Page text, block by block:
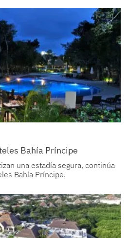
Bahía Príncipe
una estadía segura, continúa
Bahía Príncipe.